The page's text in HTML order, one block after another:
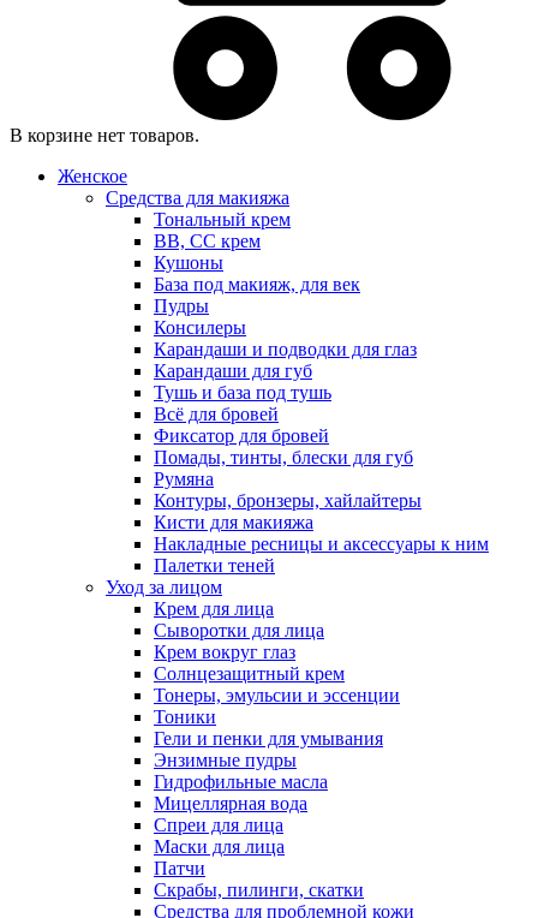
В корзине нет товаров.
Женское
Средства для макияжа
Тональный крем
BB, CC крем
Кушоны
База под макияж, для век
Пудры
Консилеры
Карандаши и подводки для глаз
Карандаши для губ
Тушь и база под тушь
Всё для бровей
Фиксатор для бровей
Помады, тинты, блески для губ
Румяна
Контуры, бронзеры, хайлайтеры
Кисти для макияжа
Накладные ресницы и аксессуары к ним
Палетки теней
Уход за лицом
Крем для лица
Сыворотки для лица
Крем вокруг глаз
Солнцезащитный крем
Тонеры, эмульсии и эссенции
Тоники
Гели и пенки для умывания
Энзимные пудры
Гидрофильные масла
Мицеллярная вода
Спреи для лица
Маски для лица
Патчи
Скрабы, пилинги, скатки
Средства для проблемной кожи